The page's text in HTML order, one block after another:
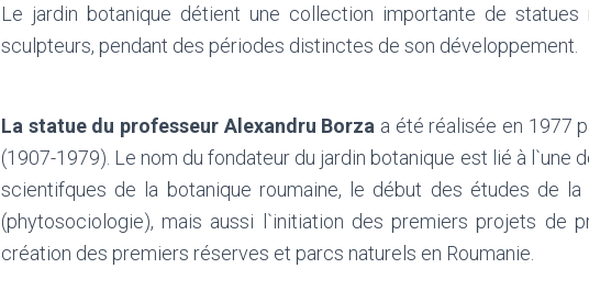
Le jardin botanique détient une collection importante de
sculpteurs, pendant des périodes distinctes de son développement.
La statue du professeur Alexandru Borza a été réalisée en 1977
(1907-1979). Le nom du fondateur du jardin botanique est lié à
scientifques de la botanique roumaine, le début des études de la
(phytosociologie), mais aussi l`initiation des premiers projets de
création des premiers réserves et parcs naturels en Roumanie.